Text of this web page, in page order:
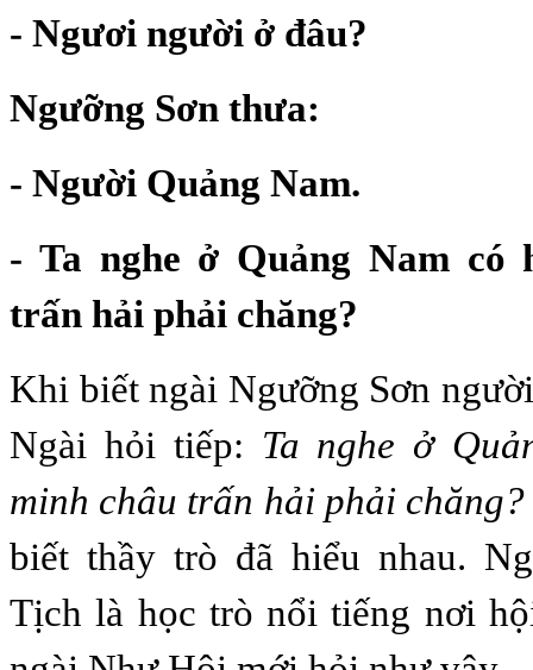
- Ngươi người ở đâu?
Ngưỡng Sơn thưa:
- Người Quảng Nam.
- Ta nghe ở Quảng Nam có
trấn hải phải chăng?
Khi biết ngài Ngưỡng Sơn
Ngài hỏi tiếp: Ta nghe ở
minh châu trấn hải phải chăng?
biết thầy trò đã hiểu nhau.
Tịch là học trò nổi tiếng nơi